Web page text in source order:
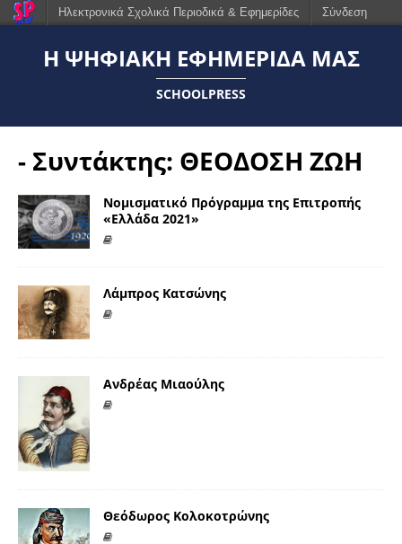
Η ΨΗΦΙΑΚΉ ΕΦΗΜΕΡΊΔΑ ΜΑΣ
SCHOOLPRESS
- Συντάκτης: ΘΕΟΔΟΣΗ ΖΩΗ
Noμισματικό Πρόγραμμα της Επιτροπής
«Ελλάδα 2021»
Λάμπρος Κατσώνης
Ανδρέας Μιαούλης
Θεόδωρος Κολοκοτρώνης
Ηλεκτρονικά Σχολικά Περιοδικά & Εφημερίδες Σύνδεση